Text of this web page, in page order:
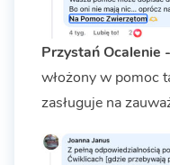
Przystań Ocalenie -
włożony w pomoc
zasługuje na